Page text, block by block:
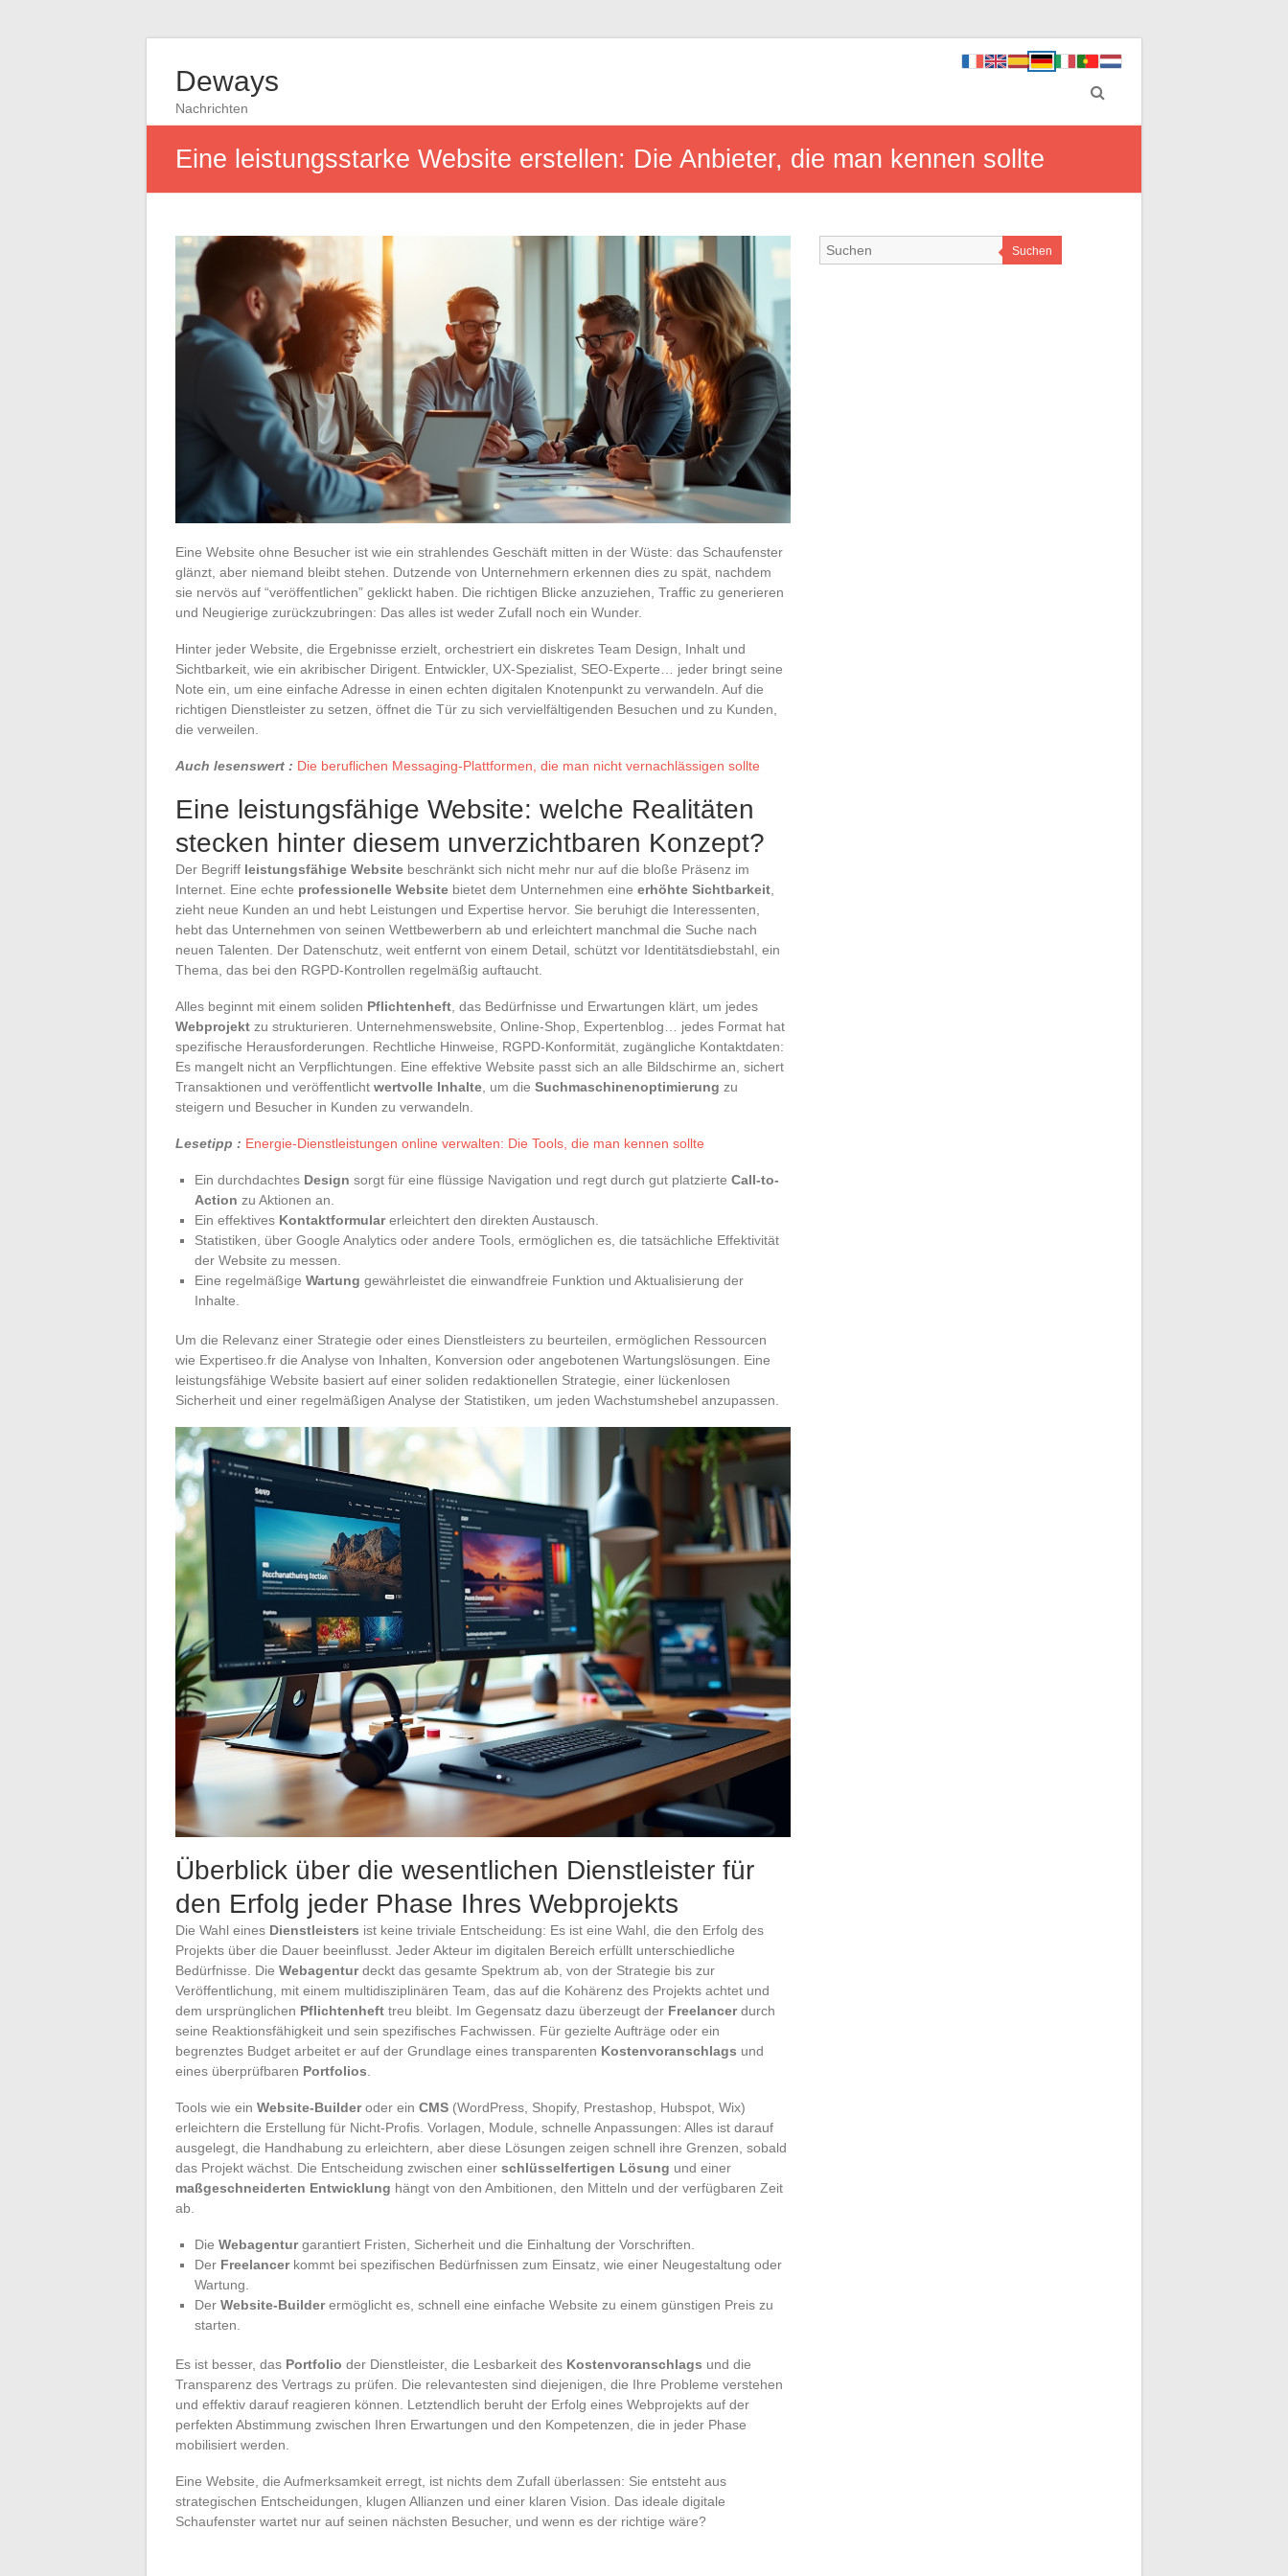
Deways
Nachrichten
Eine leistungsstarke Website erstellen: Die Anbieter, die man kennen sollte
Eine Website ohne Besucher ist wie ein strahlendes Geschäft mitten in der Wüste: das Schaufenster
glänzt, aber niemand bleibt stehen. Dutzende von Unternehmern erkennen dies zu spät, nachdem
sie nervös auf “veröffentlichen” geklickt haben. Die richtigen Blicke anzuziehen, Traffic zu generieren
und Neugierige zurückzubringen: Das alles ist weder Zufall noch ein Wunder.
Hinter jeder Website, die Ergebnisse erzielt, orchestriert ein diskretes Team Design, Inhalt und
Sichtbarkeit, wie ein akribischer Dirigent. Entwickler, UX-Spezialist, SEO-Experte… jeder bringt seine
Note ein, um eine einfache Adresse in einen echten digitalen Knotenpunkt zu verwandeln. Auf die
richtigen Dienstleister zu setzen, öffnet die Tür zu sich vervielfältigenden Besuchen und zu Kunden,
die verweilen.
Auch lesenswert : Die beruflichen Messaging-Plattformen, die man nicht vernachlässigen sollte
Eine leistungsfähige Website: welche Realitäten
stecken hinter diesem unverzichtbaren Konzept?
Der Begriff leistungsfähige Website beschränkt sich nicht mehr nur auf die bloße Präsenz im
Internet. Eine echte professionelle Website bietet dem Unternehmen eine erhöhte Sichtbarkeit
zieht neue Kunden an und hebt Leistungen und Expertise hervor. Sie beruhigt die Interessenten,
hebt das Unternehmen von seinen Wettbewerbern ab und erleichtert manchmal die Suche nach
neuen Talenten. Der Datenschutz, weit entfernt von einem Detail, schützt vor Identitätsdiebstahl, ein
Thema, das bei den RGPD-Kontrollen regelmäßig auftaucht.
Alles beginnt mit einem soliden Pflichtenheft , das Bedürfnisse und Erwartungen klärt, um jedes
Webprojekt zu strukturieren. Unternehmenswebsite, Online-Shop, Expertenblog… jedes Format hat
spezifische Herausforderungen. Rechtliche Hinweise, RGPD-Konformität, zugängliche Kontaktdaten:
Es mangelt nicht an Verpflichtungen. Eine effektive Website passt sich an alle Bildschirme an, sichert
Transaktionen und veröffentlicht wertvolle Inhalte , um die Suchmaschinenoptimierung zu
steigern und Besucher in Kunden zu verwandeln.
Lesetipp : Energie-Dienstleistungen online verwalten: Die Tools, die man kennen sollte
Ein durchdachtes Design sorgt für eine flüssige Navigation und regt durch gut platzierte Call-to-
Action zu Aktionen an.
Ein effektives Kontaktformularerleichtert den direkten Austausch.
Statistiken, über Google Analytics oder andere Tools, ermöglichen es, die tatsächliche Effektivität
der Website zu messen.
Eine regelmäßige Wartung gewährleistet die einwandfreie Funktion und Aktualisierung der
Inhalte.
Um die Relevanz einer Strategie oder eines Dienstleisters zu beurteilen, ermöglichen Ressourcen
wie Expertiseo.fr die Analyse von Inhalten, Konversion oder angebotenen Wartungslösungen. Eine
leistungsfähige Website basiert auf einer soliden redaktionellen Strategie, einer lückenlosen
Sicherheit und einer regelmäßigen Analyse der Statistiken, um jeden Wachstumshebel anzupassen.
Überblick über die wesentlichen Dienstleister für
den Erfolg jeder Phase Ihres Webprojekts
Die Wahl eines Dienstleisters ist keine triviale Entscheidung: Es ist eine Wahl, die den Erfolg des
Projekts über die Dauer beeinflusst. Jeder Akteur im digitalen Bereich erfüllt unterschiedliche
Bedürfnisse. Die Webagenturdeckt das gesamte Spektrum ab, von der Strategie bis zur
Veröffentlichung, mit einem multidisziplinären Team, das auf die Kohärenz des Projekts achtet und
dem ursprünglichen Pflichtenheft treu bleibt. Im Gegensatz dazu überzeugt der Freelancerdurch
seine Reaktionsfähigkeit und sein spezifisches Fachwissen. Für gezielte Aufträge oder ein
begrenztes Budget arbeitet er auf der Grundlage eines transparenten Kostenvoranschlags und
eines überprüfbaren Portfolios
Tools wie ein Website-Builderoder ein CMS (WordPress, Shopify, Prestashop, Hubspot, Wix)
erleichtern die Erstellung für Nicht-Profis. Vorlagen, Module, schnelle Anpassungen: Alles ist darauf
ausgelegt, die Handhabung zu erleichtern, aber diese Lösungen zeigen schnell ihre Grenzen, sobald
das Projekt wächst. Die Entscheidung zwischen einer schlüsselfertigen Lösung und einer
maßgeschneiderten Entwicklung hängt von den Ambitionen, den Mitteln und der verfügbaren Zeit
ab.
Die Webagenturgarantiert Fristen, Sicherheit und die Einhaltung der Vorschriften.
Der Freelancerkommt bei spezifischen Bedürfnissen zum Einsatz, wie einer Neugestaltung oder
Wartung.
Der Website-Builderermöglicht es, schnell eine einfache Website zu einem günstigen Preis zu
starten.
Es ist besser, das Portfolio der Dienstleister, die Lesbarkeit des Kostenvoranschlags und die
Transparenz des Vertrags zu prüfen. Die relevantesten sind diejenigen, die Ihre Probleme verstehen
und effektiv darauf reagieren können. Letztendlich beruht der Erfolg eines Webprojekts auf der
perfekten Abstimmung zwischen Ihren Erwartungen und den Kompetenzen, die in jeder Phase
mobilisiert werden.
Eine Website, die Aufmerksamkeit erregt, ist nichts dem Zufall überlassen: Sie entsteht aus
strategischen Entscheidungen, klugen Allianzen und einer klaren Vision. Das ideale digitale
Schaufenster wartet nur auf seinen nächsten Besucher, und wenn es der richtige wäre?
Suchen